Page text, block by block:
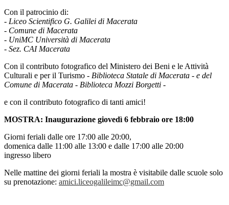
Con il patrocinio di:
- Liceo Scientifico G. Galilei di Macerata
- Comune di Macerata
- UniMC Università di Macerata
- Sez. CAI Macerata
Con il contributo fotografico del Ministero dei Beni e le Attività
Culturali e per il Turismo - Biblioteca Statale di Macerata - e del
Comune di Macerata - Biblioteca Mozzi Borgetti -
e con il contributo fotografico di tanti amici!
MOSTRA: Inaugurazione giovedì 6 febbraio ore 18:00
Giorni feriali dalle ore 17:00 alle 20:00,
domenica dalle 11:00 alle 13:00 e dalle 17:00 alle 20:00
ingresso libero
Nelle mattine dei giorni feriali la mostra è visitabile dalle scuole solo
su prenotazione: amici.liceogalileimc@gmail.com